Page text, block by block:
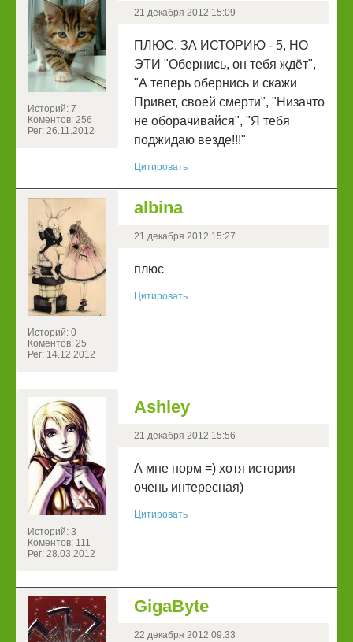
Историй: 7
Коментов: 256
Рег: 26.11.2012
21 декабря 2012 15:09
ПЛЮС. ЗА ИСТОРИЮ - 5, НО
ЭТИ "Обернись, он тебя ждёт",
"А теперь обернись и скажи
Привет, своей смерти", "Низачто
не оборачивайся", "Я тебя
поджидаю везде!!!"
Цитировать
Историй: 0
Коментов: 25
Рег: 14.12.2012
albina
21 декабря 2012 15:27
плюс
Цитировать
Историй: 3
Коментов: 111
Рег: 28.03.2012
Ashley
21 декабря 2012 15:56
А мне норм =) хотя история
очень интересная)
Цитировать
GigaByte
22 декабря 2012 09:33